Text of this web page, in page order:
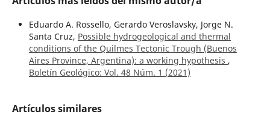
Eduardo A. Rossello, Gerardo Veroslavsky, Jorge N.
Santa Cruz, Possible hydrogeological and thermal
conditions of the Quilmes Tectonic Trough (Buenos
Aires Province, Argentina): a working hypothesis ,
Boletín Geológico: Vol. 48 Núm. 1 (2021)
Artículos similares